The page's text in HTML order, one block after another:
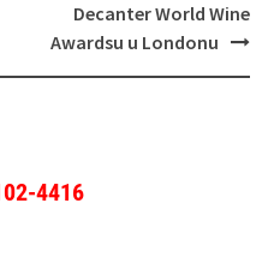
Decanter World Wine
Awardsu u Londonu
4416